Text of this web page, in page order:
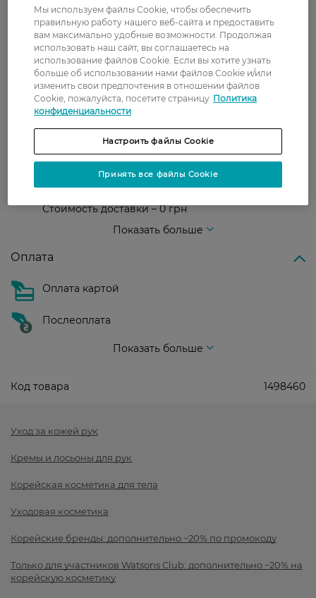
Доставка
Новая почта
В отделение Новой почты - 99 грн, бесплатно
от 699 грн
Укрпочта
Стоимость доставки – 79 грн, бесплатная
доставка от – 599 грн
Забрать сегодня в магазине Watsons
Стоимость доставки – 0 грн
Показать больше
Оплата
Оплата картой
Послеоплата
Показать больше
Код товара 1498460
Уход за кожей рук
Кремы и лосьоны для рук
Корейская косметика для тела
Уходовая косметика
Корейские бренды: дополнительно −20% по промокоду
Только для участников Watsons Club: дополнительно −20% на
корейскую косметику
Мы используем файлы Cookie, чтобы обеспечить
правильную работу нашего веб-сайта и предоставить
вам максимально удобные возможности. Продолжая
использовать наш сайт, вы соглашаетесь на
использование файлов Cookie. Если вы хотите узнать
больше об использовании нами файлов Cookie и/или
изменить свои предпочтения в отношении файлов
Cookie, пожалуйста, посетите страницу Политика
конфиденциальности
Настроить файлы Cookie
Принять все файлы Cookie